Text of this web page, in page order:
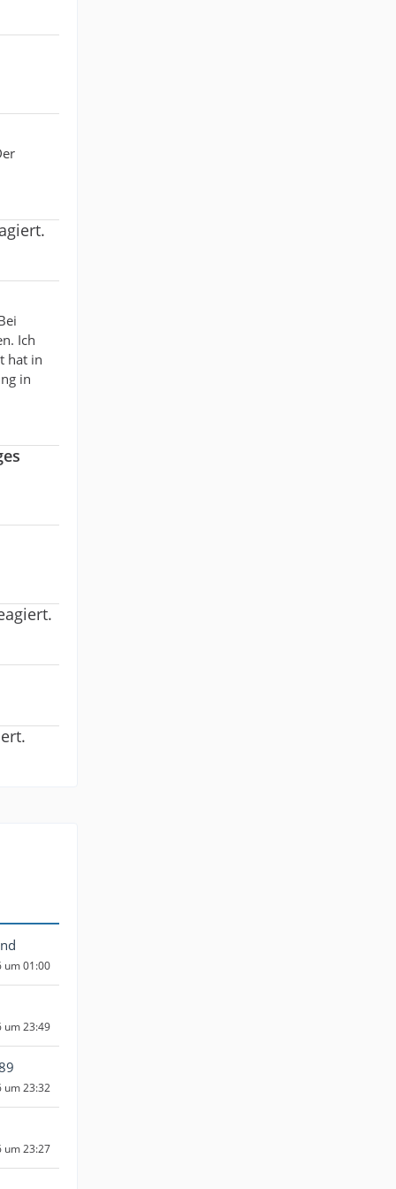
Ich
hat in
in
um 01:00
um 23:49
um 23:32
um 23:27